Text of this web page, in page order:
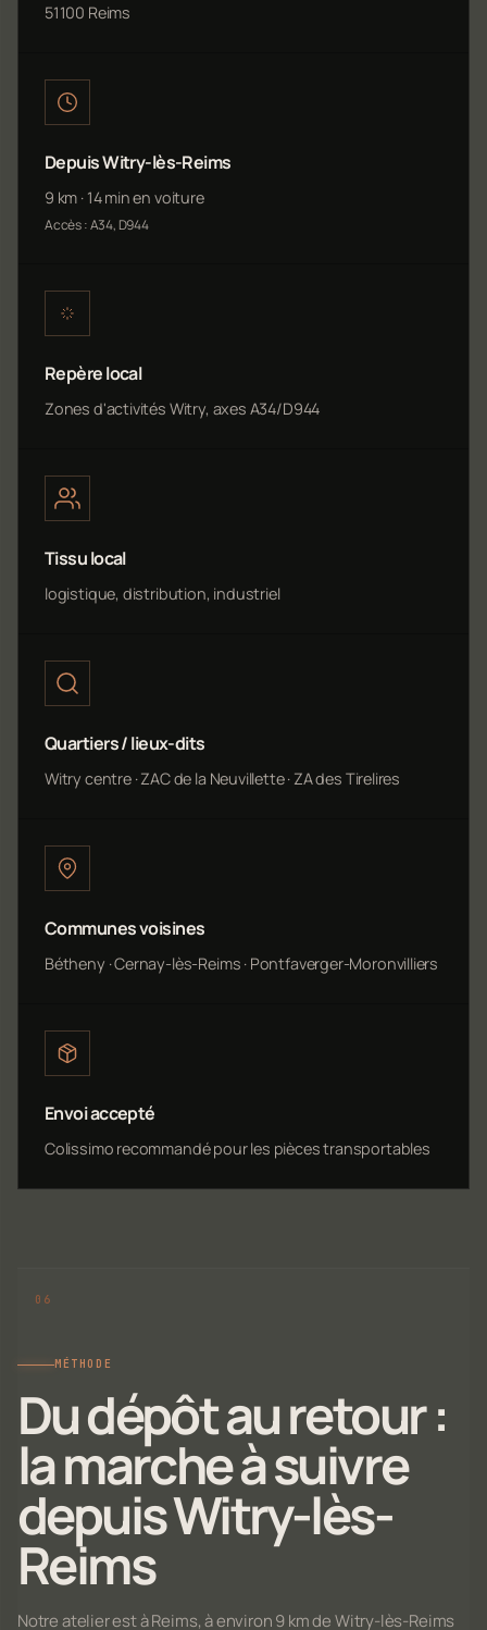
51100 Reims
Depuis Witry-lès-Reims
9 km · 14 min en voiture
Accès : A34, D944
Repère local
Zones d'activités Witry, axes A34/D944
Tissu local
logistique, distribution, industriel
Quartiers / lieux-dits
Witry centre · ZAC de la Neuvillette · ZA des Tirelires
Communes voisines
Bétheny · Cernay-lès-Reims · Pontfaverger-Moronvilliers
Envoi accepté
Colissimo recommandé pour les pièces transportables
MÉTHODE
Du dépôt au retour :
la marche à suivre
depuis Witry-lès-
Reims
Notre atelier est à Reims, à environ 9 km de Witry-lès-Reims